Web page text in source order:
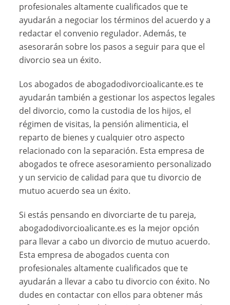
profesionales altamente cualificados que te
ayudarán a negociar los términos del acuerdo y a
redactar el convenio regulador. Además, te
asesorarán sobre los pasos a seguir para que el
divorcio sea un éxito.
Los abogados de abogadodivorcioalicante.es te
ayudarán también a gestionar los aspectos legales
del divorcio, como la custodia de los hijos, el
régimen de visitas, la pensión alimenticia, el
reparto de bienes y cualquier otro aspecto
relacionado con la separación. Esta empresa de
abogados te ofrece asesoramiento personalizado
y un servicio de calidad para que tu divorcio de
mutuo acuerdo sea un éxito.
Si estás pensando en divorciarte de tu pareja,
abogadodivorcioalicante.es es la mejor opción
para llevar a cabo un divorcio de mutuo acuerdo.
Esta empresa de abogados cuenta con
profesionales altamente cualificados que te
ayudarán a llevar a cabo tu divorcio con éxito. No
dudes en contactar con ellos para obtener más